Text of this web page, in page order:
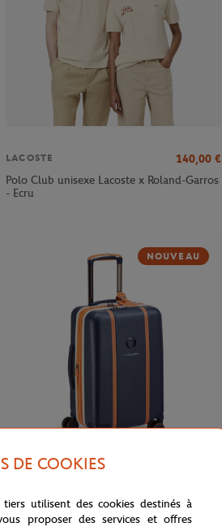
LACOSTE 140,00 €
Polo Club unisexe Lacoste x Roland-Garros
- Ecru
NOUVEAU
Valise cabine Cadence (55cm) Delsey x
Roland-Garros - Marine
DE COOKIES
tiers utilisent des cookies destinés à
proposer des services et offres